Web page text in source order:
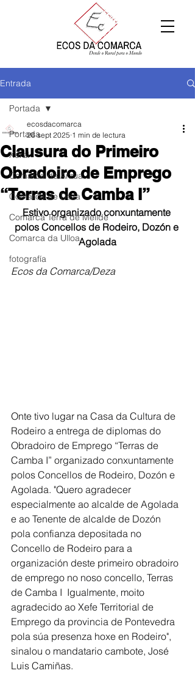
Entrada
Portada
Xeral
Comarca de Arzúa
Comarca de Deza
Comarca Terra de Melide
Comarca da Ulloa
fotografía
Portada
Clausura do Primeiro
Obradoiro de Emprego
“Terras de Camba I”
ecosdacomarca
26 sept 2025 1 min de lectura
Estivo organizado conxuntamente
polos Concellos de Rodeiro, Dozón e
Agolada
Ecos da Comarca/Deza
Onte tivo lugar na Casa da Cultura de
Rodeiro a entrega de diplomas do
Obradoiro de Emprego “Terras de
Camba I” organizado conxuntamente
polos Concellos de Rodeiro, Dozón e
Agolada. "Quero agradecer
especialmente ao alcalde de Agolada
e ao Tenente de alcalde de Dozón
pola confianza depositada no
Concello de Rodeiro para a
organización deste primeiro obradoiro
de emprego no noso concello, Terras
de Camba I  Igualmente, moito
agradecido ao Xefe Territorial de
Emprego da provincia de Pontevedra
pola súa presenza hoxe en Rodeiro",
sinalou o mandatario cambote, José
Luis Camiñas.